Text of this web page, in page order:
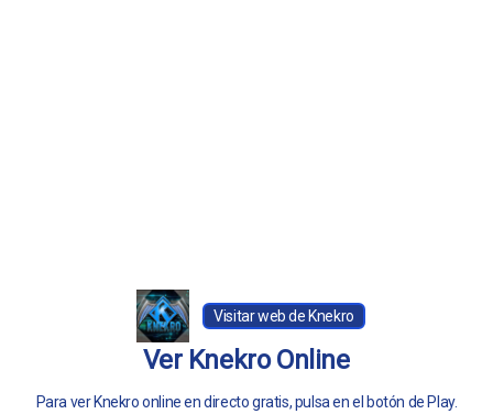
Visitar web de Knekro
Ver Knekro Online
Para ver Knekro online en directo gratis, pulsa en el botón de Play.